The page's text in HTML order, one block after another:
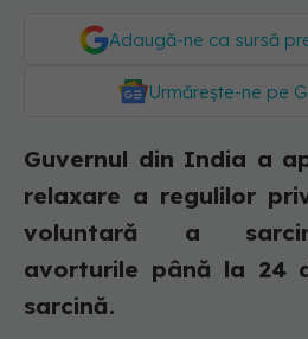
Adaugă-ne ca sursă
Urmărește-ne pe
Guvernul din India a
relaxare a regulilor
voluntară a
avorturile până la 24
sarcină.